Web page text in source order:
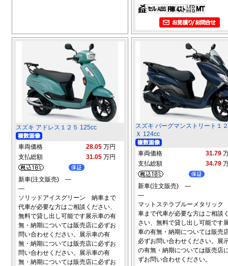
スズキ アドレス１２５ 125cc
車両価格 28.05 万円
支払総額
31.05 万円
新車(注文販売) ―
―
ソリッドアイスグリーン 納車まで
代車が必要な方はご相談ください、
無料で貸し出し可能です展示車の有
無・納期については販売店に必ずお
問い合わせください。展示車の有
無・納期については販売店に必ずお
問い合わせください。展示車の有
無・納期については販売店に必ずお
スズキ バーグマンストリート１
Ｘ 124cc
車両価格 31.79
支払総額
34.79
新車(注文販売) ―
―
マットステラブルーメタリッ
車まで代車が必要な方はご相談
さい、無料で貸し出し可能です
車の有無・納期については販売
必ずお問い合わせください。展
の有無・納期については販売店
ずお問い合わせください。